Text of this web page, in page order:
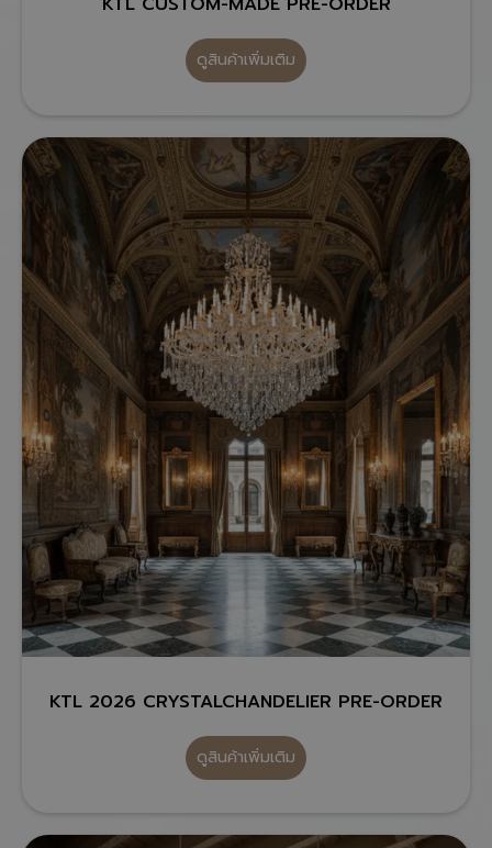
ดูสินค้าเพิ่มเติม
KTL 2026 CRYSTALCHANDELIER PRE-ORDER
ดูสินค้าเพิ่มเติม